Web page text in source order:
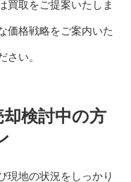
買取をご提案いたしま
価格戦略をご案内いた
さい。
検討中の方
現地の状況をしっかり